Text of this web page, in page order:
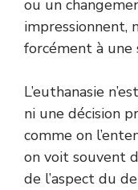
ou un
impressionnent,
forcément à une
L’euthanasie
ni une décision
comme on
on voit souvent
de l’aspect du